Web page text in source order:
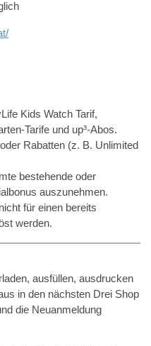
Kids Watch Tarif,
Tarife und up³-Abos.
Rabatten (z. B. Unlimited
bestehende oder
auszunehmen.
für einen bereits
werden.
ausfüllen, ausdrucken
in den nächsten Drei Shop
die Neuanmeldung